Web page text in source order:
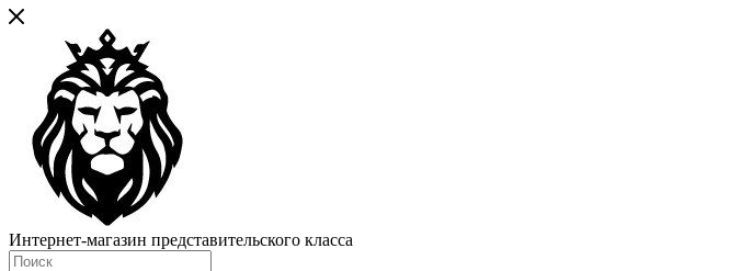
Интернет-магазин представительского класса